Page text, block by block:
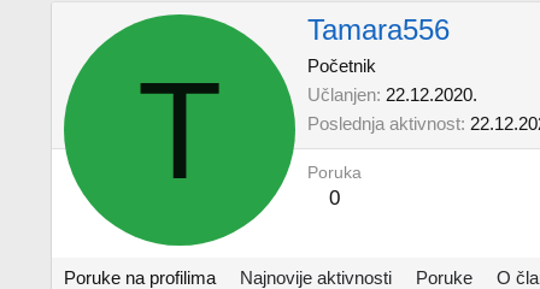
T
Tamara556
Početnik
Učlanjen 22.12.2020.
Poslednja aktivnost
Poruka
0
Poruke na profilima Najnovije aktivnosti Poruke O